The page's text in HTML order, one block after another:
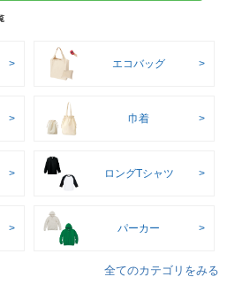
エコバッグ
巾着
ロングTシャツ
パーカー
全てのカテゴリをみる